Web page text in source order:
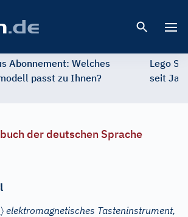
Abonnement: Welches
passt zu Ihnen?
Lego
seit
der deutschen Sprache
〉 elektromagnetisches Tasteninstrument,